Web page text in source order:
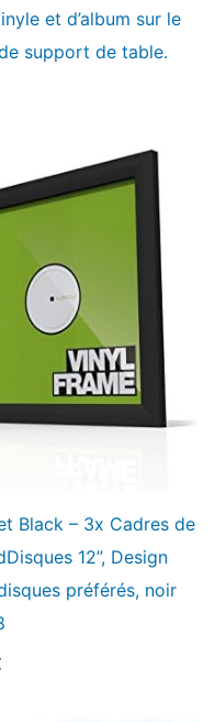
et d’album sur le
support de table.
Black – 3x Cadres de
12”, Design
préférés, noir